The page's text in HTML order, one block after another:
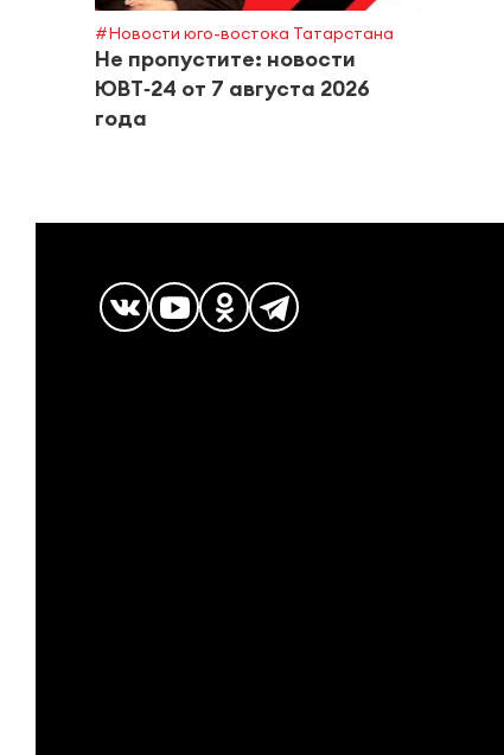
#Новости юго-востока Татарстана
Не пропустите: новости
ЮВТ‑24 от 7 августа 2026
года